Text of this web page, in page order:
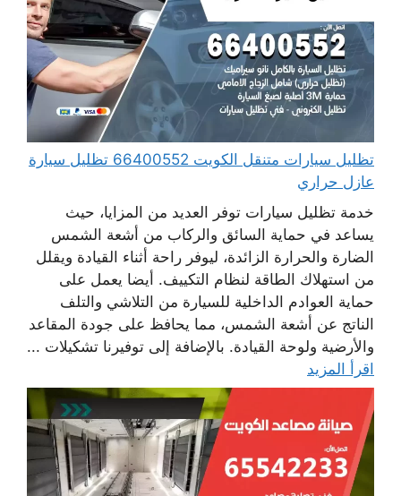
تظليل سيارات متنقل الكويت 66400552 تظليل سيارة
عازل حراري
خدمة تظليل سيارات توفر العديد من المزايا، حيث
يساعد في حماية السائق والركاب من أشعة الشمس
الضارة والحرارة الزائدة، ليوفر راحة أثناء القيادة ويقلل
من استهلاك الطاقة لنظام التكييف. أيضا يعمل على
حماية العوادم الداخلية للسيارة من التلاشي والتلف
الناتج عن أشعة الشمس، مما يحافظ على جودة المقاعد
والأرضية ولوحة القيادة. بالإضافة إلى توفيرنا تشكيلات ...
اقرأ المزيد